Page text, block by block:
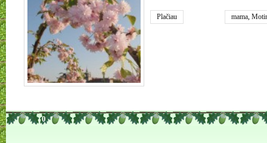
Plačiau mama,
0